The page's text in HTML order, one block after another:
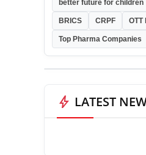
better future for children
BRICS CRPF OTT
Top Pharma Companies
bolt LATEST